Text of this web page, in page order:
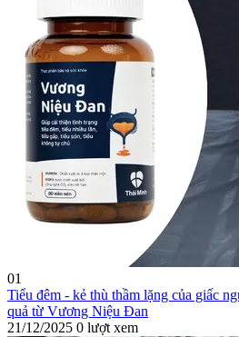
01
Tiểu đêm - kẻ thù thầm lặng của giấc
quả từ Vương Niệu Đan
21/12/2025 0 lượt xem